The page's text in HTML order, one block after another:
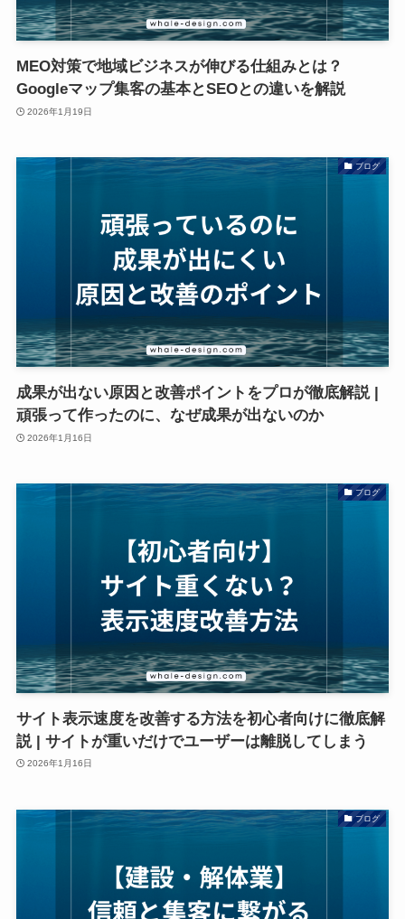
MEO対策で地域ビジネスが伸びる仕組みとは？
Googleマップ集客の基本とSEOとの違いを解説
2026年1月19日
ブログ
成果が出ない原因と改善ポイントをプロが徹底解説 |
頑張って作ったのに、なぜ成果が出ないのか
2026年1月16日
ブログ
サイト表示速度を改善する方法を初心者向けに徹底解
説 | サイトが重いだけでユーザーは離脱してしまう
2026年1月16日
ブログ